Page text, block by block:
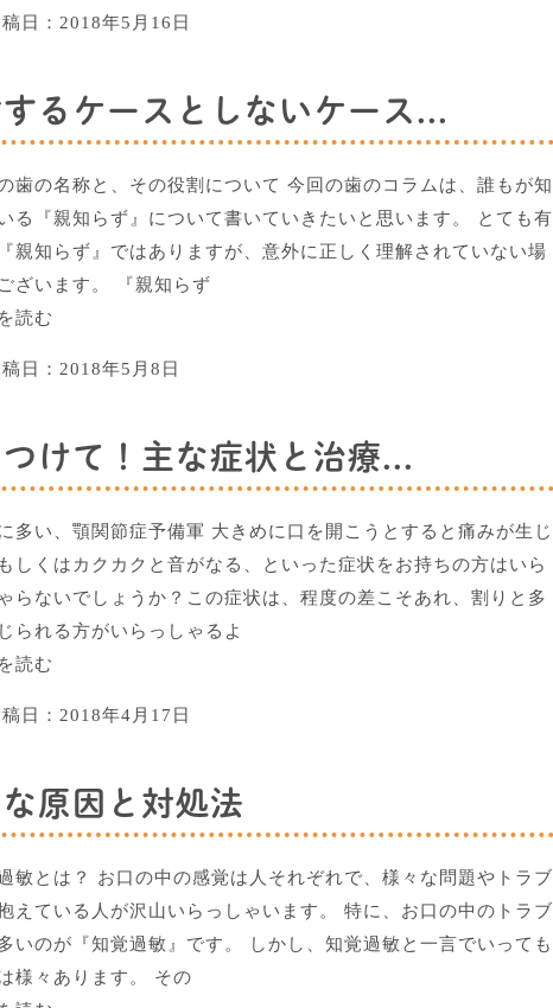
日： 2018年5月16日
るケースとしないケース...
歯の名称と、その役割について 今回の歯のコラムは、誰もが知
る『親知らず』について書いていきたいと思います。 とても有
親知らず』ではありますが、意外に正しく理解されていない場
ざいます。 『親知らず
読む
日： 2018年5月8日
けて！主な症状と治療...
多い、顎関節症予備軍 大きめに口を開こうとすると痛みが生じ
しくはカクカクと音がなる、といった症状をお持ちの方はいら
らないでしょうか？この症状は、程度の差こそあれ、割りと多
られる方がいらっしゃるよ
読む
日： 2018年4月17日
原因と対処法
敏とは？ お口の中の感覚は人それぞれで、様々な問題やトラブ
えている人が沢山いらっしゃいます。 特に、お口の中のトラブ
いのが『知覚過敏』です。 しかし、知覚過敏と一言でいっても
様々あります。 その